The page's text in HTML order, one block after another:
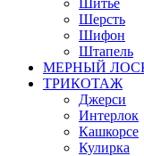
Шерсть
Шифон
Штапель
МЕРНЫЙ
ТРИКОТАЖ
Джерси
Интерлок
Кашкорсе
Кулирка